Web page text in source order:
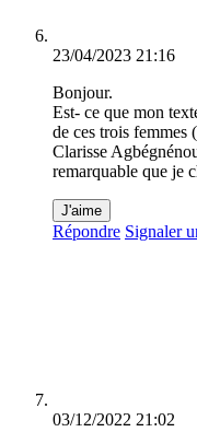
23/04/2023 21:16
Bonjour.
Est- ce que mon
de ces trois
Clarisse
remarquable que je
J'aime
Répondre Signaler
03/12/2022 21:02